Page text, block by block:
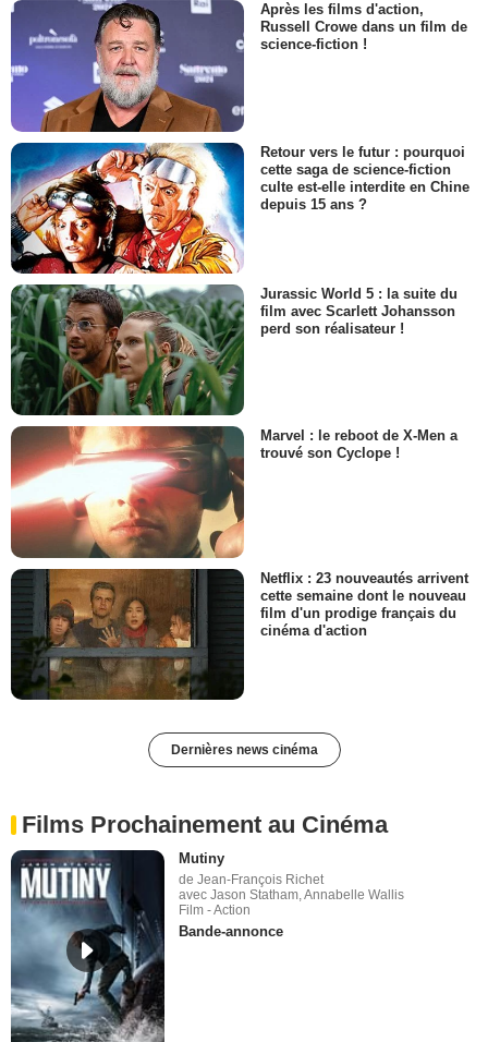
Après les films d'action,
Russell Crowe dans un film de
science-fiction !
Retour vers le futur : pourquoi
cette saga de science-fiction
culte est-elle interdite en Chine
depuis 15 ans ?
Jurassic World 5 : la suite du
film avec Scarlett Johansson
perd son réalisateur !
Marvel : le reboot de X-Men a
trouvé son Cyclope !
Netflix : 23 nouveautés arrivent
cette semaine dont le nouveau
film d'un prodige français du
cinéma d'action
Dernières news cinéma
Films Prochainement au Cinéma
Mutiny
de Jean-François Richet
avec Jason Statham, Annabelle Wallis
Film - Action
Bande-annonce